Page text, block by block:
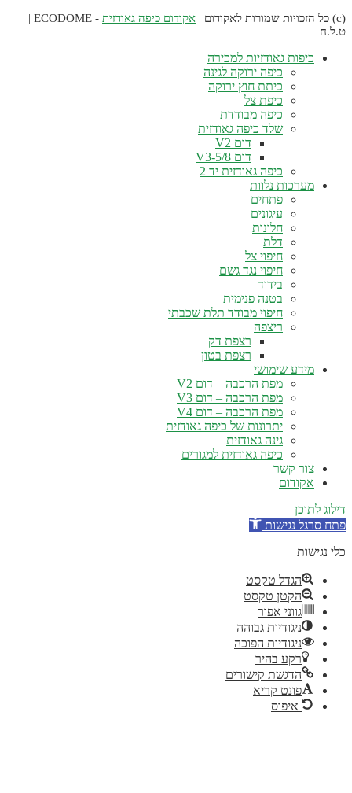
אקודום כיפה גאודזית
- ECODOME |
כיפות גאודזיות למכירה
כיפה ירוקה לגינה
כיתת חוץ ירוקה
כיפת צל
כיפה מבודדת
שלד כיפה גאודזית
דום V2
דום V3-5/8
כיפה גאודזית יד 2
מערכות נלוות
פתחים
עיגונים
חלונות
דלת
חיפוי צל
חיפוי נגד גשם
בידוד
בטנה פנימית
חיפוי מבודד תלת שכבתי
ריצפה
רצפת דק
רצפת בטון
מידע שימושי
מפת הרכבה – דום V2
מפת הרכבה – דום V3
מפת הרכבה – דום V4
יתרונות של כיפה גאודזית
גינה גאודזית
כיפה גאודזית למגורים
צור קשר
אקודום
לתוכן
סרגל נגישות
נגישות
הגדל טקסט
הקטן טקסט
גווני אפור
ניגודיות גבוהה
ניגודיות הפוכה
רקע בהיר
הדגשת קישורים
פונט קריא
איפוס